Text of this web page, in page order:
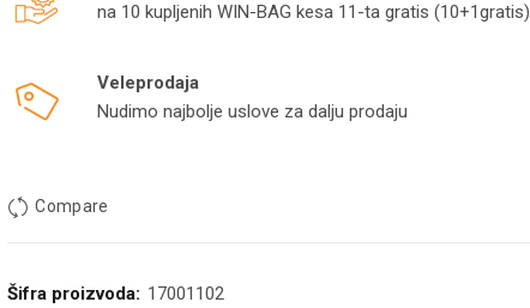
na 10 kupljenih WIN-BAG kesa 11-ta gratis (10+1gratis)
Veleprodaja
Nudimo najbolje uslove za dalju prodaju
Compare
Šifra proizvoda: 17001102